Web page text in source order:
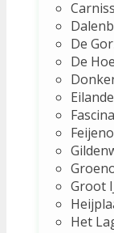
De
De
Groot
Het